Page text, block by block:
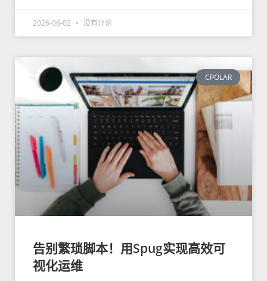
2026-06-02 没有评论
CPOLAR
告别繁琐脚本！用Spug实现高效可
视化运维